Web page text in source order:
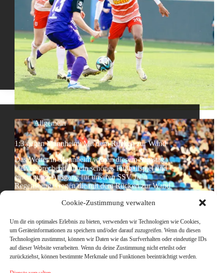
Cookie-Zustimmung verwalten
Um dir ein optimales Erlebnis zu bieten, verwenden wir Technologien wie Cookies,
um Geräteinformationen zu speichern und/oder darauf zuzugreifen. Wenn du diesen
Technologien zustimmst, können wir Daten wie das Surfverhalten oder eindeutige IDs
auf dieser Website verarbeiten. Wenn du deine Zustimmung nicht erteilst oder
zurückziehst, können bestimmte Merkmale und Funktionen beeinträchtigt werden.
Allgemein
1:3 gegen Mannheim: Mit dem Rücken zur Wand
Das Wetter in Mannheim war an diesem Samstag
vielversprechend für ein schönes Fußballspiel und
einen guten Ausgang für unseren SSV Jahn
Regensburg. Gegen die mit dem Rücken zur Wand
Leistung diese Saison glänzten,…